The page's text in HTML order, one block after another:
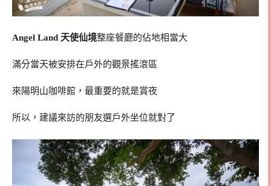
Angel Land 天使仙境整座餐廳的佔地相當大
滿分當天被安排在戶外的觀景搖滾區
來陽明山咖啡館，最重要的就是賞夜
所以，建議來訪的朋友選戶外坐位就對了